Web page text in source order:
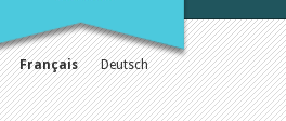
Français Deutsch